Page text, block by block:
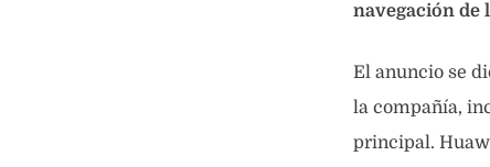
navegación de
El anuncio se
la compañía,
principal.